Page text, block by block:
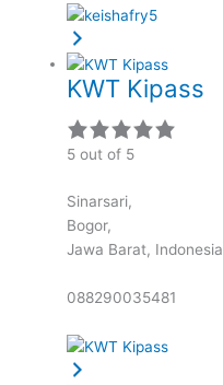
KWT Kipass
5 out of 5
Sinarsari,
Bogor,
Jawa Barat, Indonesia
088290035481